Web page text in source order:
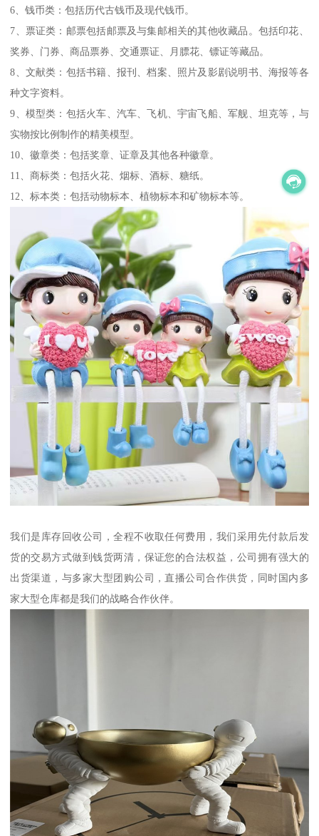
6、钱币类：包括历代古钱币及现代钱币。
7、票证类：邮票包括邮票及与集邮相关的其他收藏品。包括印花、
奖券、门券、商品票券、交通票证、月膘花、镖证等藏品。
8、文献类：包括书籍、报刊、档案、照片及影剧说明书、海报等各
种文字资料。
9、模型类：包括火车、汽车、飞机、宇宙飞船、军舰、坦克等，与
实物按比例制作的精美模型。
10、徽章类：包括奖章、证章及其他各种徽章。
11、商标类：包括火花、烟标、酒标、糖纸。
12、标本类：包括动物标本、植物标本和矿物标本等。
我们是库存回收公司，全程不收取任何费用，我们采用先付款后发
货的交易方式做到钱货两清，保证您的合法权益，公司拥有强大的
出货渠道，与多家大型团购公司，直播公司合作供货，同时国内多
家大型仓库都是我们的战略合作伙伴。